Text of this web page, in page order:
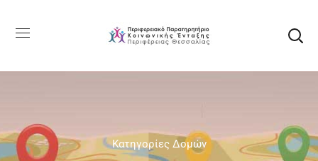
Κατηγορίες Δομών